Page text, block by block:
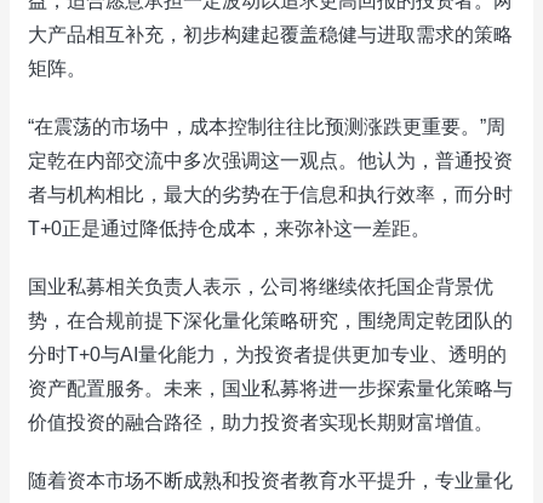
大产品相互补充，初步构建起覆盖稳健与进取需求的策略
矩阵。
“在震荡的市场中，成本控制往往比预测涨跌更重要。”周
定乾在内部交流中多次强调这一观点。他认为，普通投资
者与机构相比，最大的劣势在于信息和执行效率，而分时
T+0正是通过降低持仓成本，来弥补这一差距。
国业私募相关负责人表示，公司将继续依托国企背景优
势，在合规前提下深化量化策略研究，围绕周定乾团队的
分时T+0与AI量化能力，为投资者提供更加专业、透明的
资产配置服务。未来，国业私募将进一步探索量化策略与
价值投资的融合路径，助力投资者实现长期财富增值。
随着资本市场不断成熟和投资者教育水平提升，专业量化